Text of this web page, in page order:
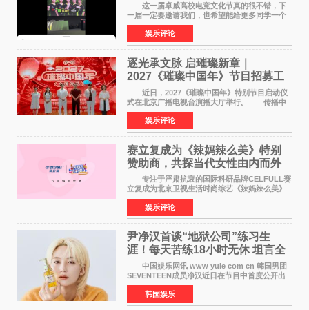
这一届卓威高校电竞文化节真的很不错，下
一届一定要邀请我们，也希望能给更多同学一个
来到现场的机会。 2026卓威高校电竞文化节
已经落下帷幕，在活动结束后，仍有不少高校电
竞社负责人和现
娱乐评论
逐光承文脉 启璀璨新章｜
2027《璀璨中国年》节目招募工
作圆满启动
近日，2027《璀璨中国年》特别节目启动仪
式在北京广播电视台演播大厅举行。 传播中
华优秀传统文化，弘扬纯正国风艺术，打造高规
格、高质感、正能量的文艺盛典，是璀璨中国年
矢志不渝的初心
娱乐评论
赛立复成为《辣妈辣么美》特别
赞助商，共探当代女性由内而外
活力美
专注于严肃抗衰的国际科研品牌CELFULL赛
立复成为北京卫视生活时尚综艺《辣妈辣么美》
的特别赞助商,明星辣妈袁咏仪倾情参与，向广大
都市女性传递健康生活新主张，寄语当代女性在
家庭与自我之间
娱乐评论
尹净汉首谈“地狱公司”练习生
涯！每天苦练18小时无休 坦言全
靠成员撑过来
中国娱乐网讯 www yule com cn 韩国男团
SEVENTEEN成员净汉近日在节目中首度公开出
道前的残酷练习生经历，并提及经纪公司Pledis
娱乐，引发广泛关注。 在8月2日播出的日本
TBS综艺节目《周
韩国娱乐